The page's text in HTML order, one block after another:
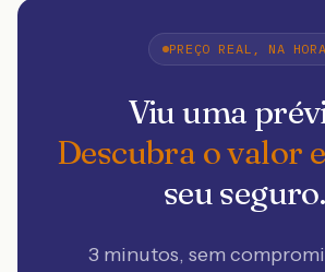
PREÇO REAL, NA HORA
Viu uma
Descubra o valor
seu seguro.
3 minutos, sem